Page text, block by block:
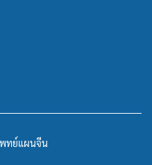
พทย์แผนจีน